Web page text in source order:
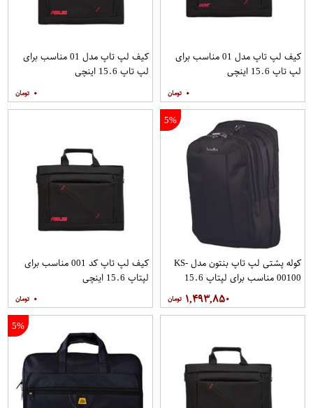
کیف لپ تاپ مدل 01 مناسب برای
لپ تاپ 15.6 اینچی
۰
کیف لپ تاپ مدل 01 مناسب برای
لپ تاپ 15.6 اینچی
۰
5%
کوله پشتی لپ تاپ بنتون مدل KS-
00100 مناسب برای لپتاپ 15.6
۱,۴۹۳,۸۵۰
کیف لپ تاپ کد 001 مناسب برای
لپتاپ 15.6 اینچی
۰
5%